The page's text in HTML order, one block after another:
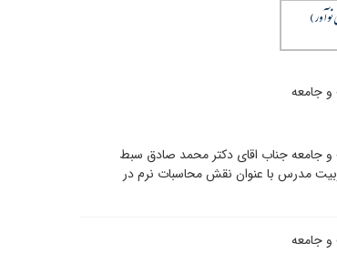
جامعه
جامعه جناب اقای دکتر محمد صادق سبط
مدرس با عنوان نقش محاسبات نرم در
جامعه